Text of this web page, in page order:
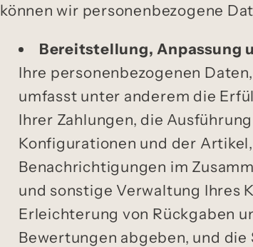
können wir personenbezogene
Bereitstellung, Anpassung
Ihre personenbezogenen
umfasst unter anderem die
Ihrer Zahlungen, die
Konfigurationen und der
Benachrichtigungen im
und sonstige Verwaltung Ihres
Erleichterung von Rückgaben
Bewertungen abgeben, und